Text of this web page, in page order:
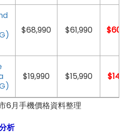
$68,990 $61,990
$19,990 $15,990
6月手機價格資料整理
析